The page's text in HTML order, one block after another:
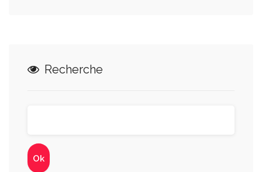
Recherche